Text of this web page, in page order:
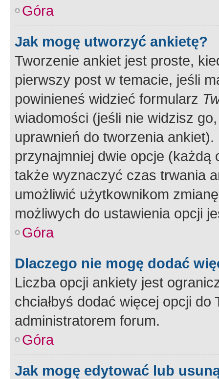
Góra
Jak mogę utworzyć ankietę?
Tworzenie ankiet jest proste,
pierwszy post w temacie, jeśli
powinieneś widzieć formularz
wiadomości (jeśli nie widzisz
uprawnień do tworzenia
przynajmniej dwie opcje
także wyznaczyć czas trwania
umożliwić użytkownikom
możliwych do ustawienia opcji
Góra
Dlaczego nie mogę dodać
Liczba opcji ankiety jest
chciałbyś dodać więcej opcji
administratorem forum.
Góra
Jak mogę edytować lub